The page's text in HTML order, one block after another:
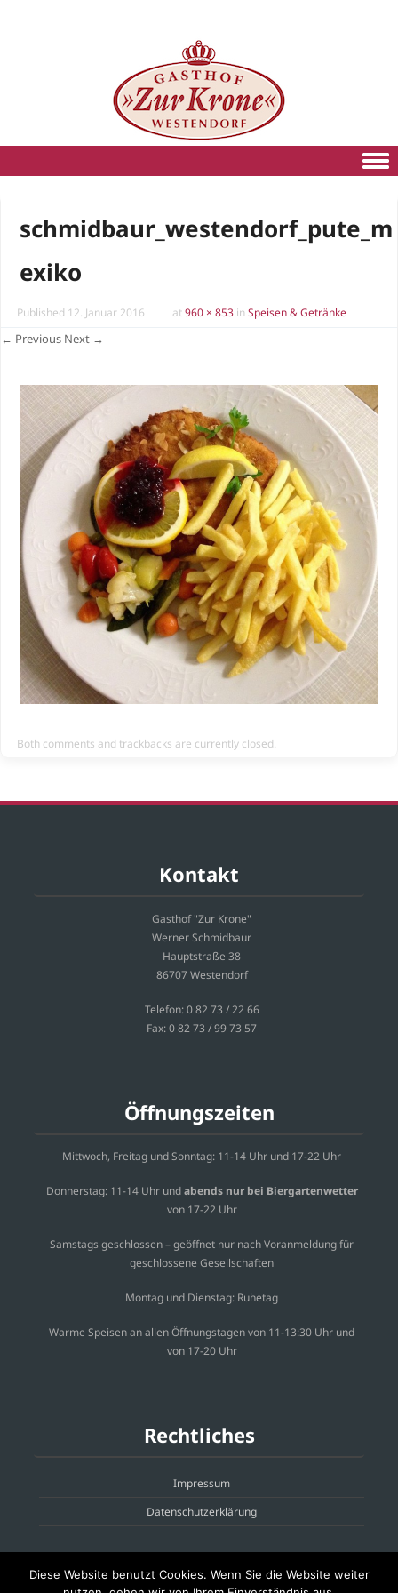
schmidbaur_westendorf_pute_m
exiko
Published 12. Januar 2016 at960 × 853 in Speisen & Getränke
← Previous Next →
Both comments and trackbacks are currently closed.
Kontakt
Gasthof "Zur Krone"
Werner Schmidbaur
Hauptstraße 38
86707 Westendorf
Telefon: 0 82 73 / 22 66
Fax: 0 82 73 / 99 73 57
Öffnungszeiten
Mittwoch, Freitag und Sonntag: 11-14 Uhr und 17-22 Uhr
Donnerstag: 11-14 Uhr undabends nur bei Biergartenwetter
von 17-22 Uhr
Samstags geschlossen – geöffnet nur nach Voranmeldung für
geschlossene Gesellschaften
Montag und Dienstag: Ruhetag
Warme Speisen an allen Öffnungstagen von 11-13:30 Uhr und
von 17-20 Uhr
Rechtliches
Impressum
Datenschutzerklärung
Diese Website benutzt Cookies. Wenn Sie die Website weiter